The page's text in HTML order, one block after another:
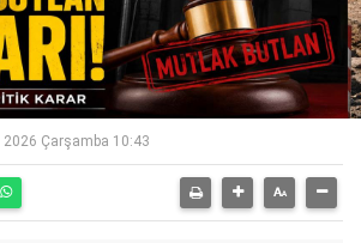
Çarşamba 10:43